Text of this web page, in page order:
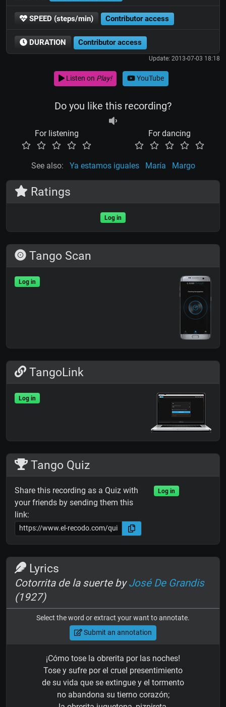
SPEED (steps/min) Contributor access
DURATION Contributor access
Update: 2013-07-03 18:18
Listen on Play! YouTube
Do you like this recording?
For listening For dancing
See also: Ya estamos iguales María Margo
Ratings
Log in
Tango Scan
Log in
TangoLink
Log in
Tango Quiz
Share this recording as a Quiz with
your friends by sending them this
link:
Log in
Lyrics
Cotorrita de la suerte byJosé De Grandis
(1927)
Select the word or extract your want to annotate.
Submit an annotation
¡Cómo tose la obrerita por las noches!
Tose y sufre por el cruel presentimiento
de su vida que se extingue y el tormento
no abandona su tierno corazón;